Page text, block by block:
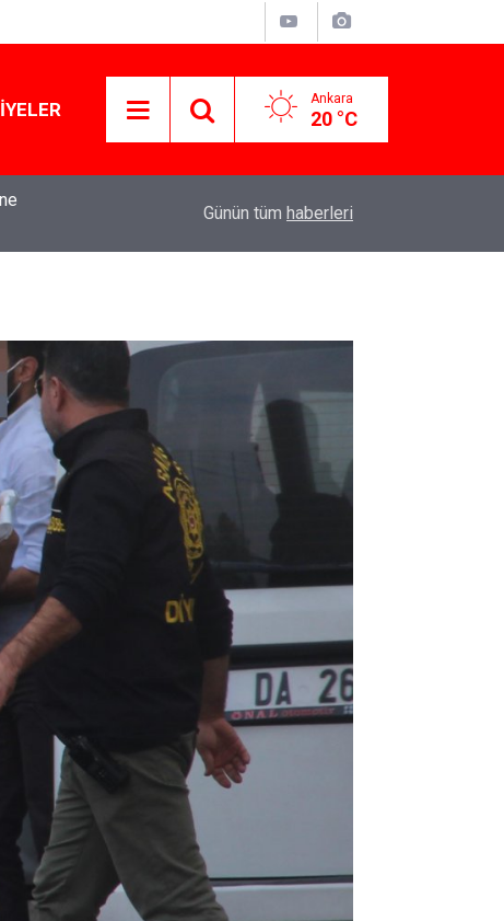
Ankara
20 °C
Özgür Özel'den Le Monde'a çarpıcı yazı: 'Bu
Günün tüm haberleri